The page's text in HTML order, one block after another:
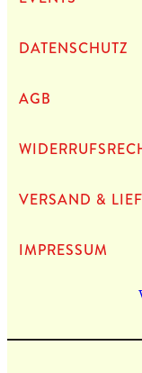
DATEN­SCHUTZ
AGB
VERSAND &
IMPRES­SUM